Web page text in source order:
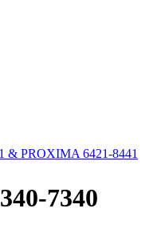
PROXIMA 6421-8441
7340